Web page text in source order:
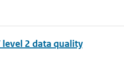
level 2 data quality